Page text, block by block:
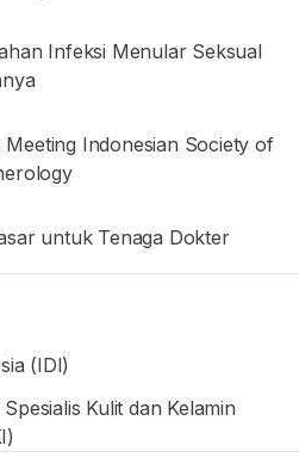
Infeksi Menular Seksual
Meeting Indonesian Society of
untuk Tenaga Dokter
(IDI)
Kulit dan Kelamin